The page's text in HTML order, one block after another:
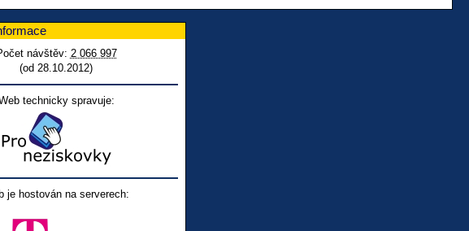
návštěv: 2 066 997
(od 28.10.2012)
technicky spravuje:
je hostován na serverech: